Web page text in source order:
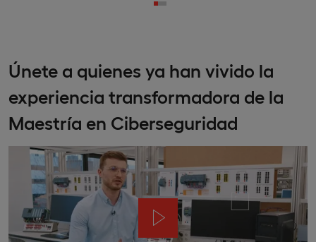
Únete a quienes ya han vivido la
experiencia transformadora de la
Maestría en Ciberseguridad